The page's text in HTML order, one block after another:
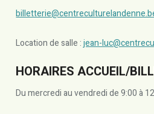
Location de salle :jean-
HORAIRES ACCUEIL/
Du mercredi au vendredi de 9:00 à